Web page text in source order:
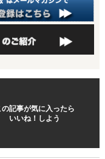
の記事が気に入ったら
いいね！しよう